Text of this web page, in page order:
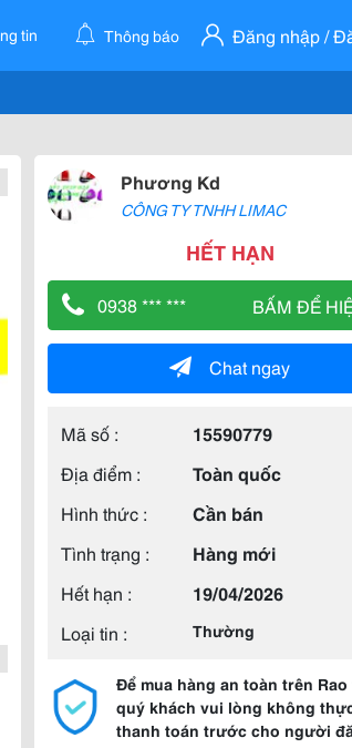
tin Thông báo Đăng nhập /
Phương Kd
CÔNG TY TNHH LIMAC
HẾT HẠN
0938 *** *** BẤM ĐỂ
Chat ngay
Mã số :
15590779
Địa điểm :
Toàn quốc
Hình thức :
Cần bán
Tình trạng :
Hàng mới
Hết hạn :
19/04/2026
Loại tin :
Thường
Để mua hàng an toàn trên Rao
quý khách vui lòng không
thanh toán trước cho người